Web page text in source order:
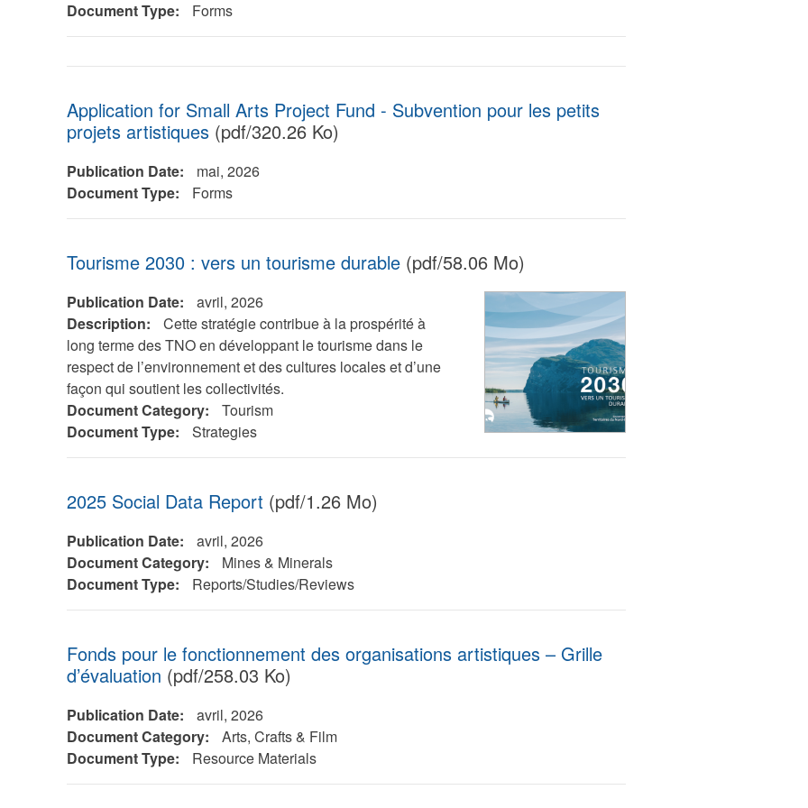
Document Type: Forms
Application for Small Arts Project Fund - Subvention pour les petits
projets artistiques(pdf/320.26 Ko)
Publication Date:
mai, 2026
Document Type:
Forms
Tourisme 2030 : vers un tourisme durable(pdf/58.06 Mo)
Publication Date:
avril, 2026
Description:
Cette stratégie contribue à la prospérité à
long terme des TNO en développant le tourisme dans le
respect de l’environnement et des cultures locales et d’une
façon qui soutient les collectivités.
Document Category:
Tourism
Document Type:
Strategies
2025 Social Data Report (pdf/1.26 Mo)
Publication Date:
avril, 2026
Document Category:
Mines & Minerals
Document Type:
Reports/Studies/Reviews
Fonds pour le fonctionnement des organisations artistiques – Grille
d’évaluation (pdf/258.03 Ko)
Publication Date:
avril, 2026
Document Category:
Arts, Crafts & Film
Document Type:
Resource Materials